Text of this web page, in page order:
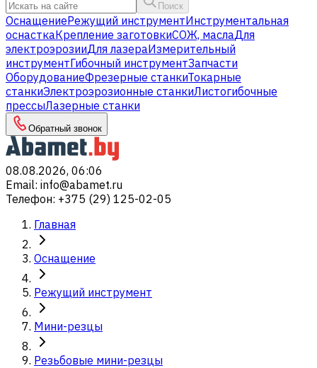
Поиск
ОснащениеРежущий инструментИнструментальная
оснасткаКрепление заготовкиСОЖ, маслаДля
электроэрозииДля лазераИзмерительный
инструментГибочный инструментЗапчасти
ОборудованиеФрезерные станкиТокарные
станкиЭлектроэрозионные станкиЛистогибочные
прессыЛазерные станки
Обратный звонок
08.08.2026, 06:06
Email: info@abamet.ru
Телефон: +375 (29) 125-02-05
Главная
Оснащение
Режущий инструмент
Мини-резцы
Резьбовые мини-резцы